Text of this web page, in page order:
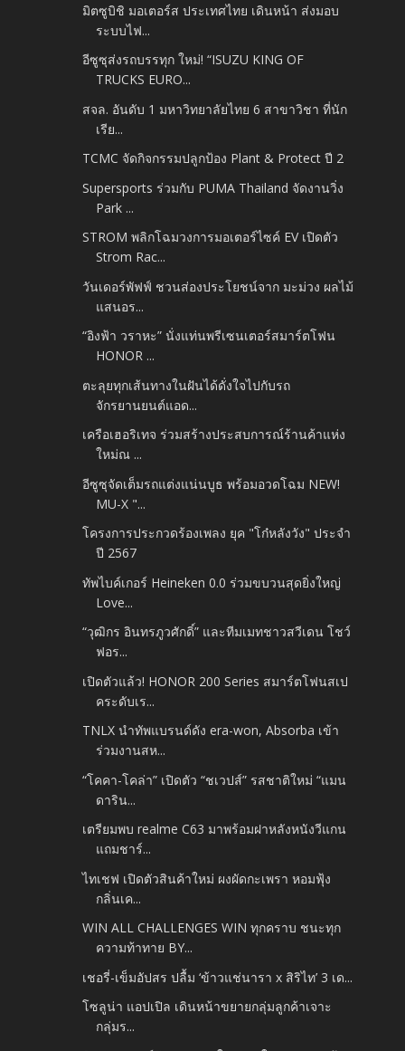
มิตซูบิชิ มอเตอร์ส ประเทศไทย เดินหน้า ส่งมอบ
ระบบไฟ...
อีซูซุส่งรถบรรทุก ใหม่! “ISUZU KING OF
TRUCKS EURO...
สจล. อันดับ 1 มหาวิทยาลัยไทย 6 สาขาวิชา ที่นัก
เรีย...
TCMC จัดกิจกรรมปลูกป้อง Plant & Protect ปี 2
Supersports ร่วมกับ PUMA Thailand จัดงานวิ่ง
Park ...
STROM พลิกโฉมวงการมอเตอร์ไซค์ EV เปิดตัว
Strom Rac...
วันเดอร์พัฟฟ์ ชวนส่องประโยชน์จาก มะม่วง ผลไม้
แสนอร...
“อิงฟ้า วราหะ” นั่งแท่นพรีเซนเตอร์สมาร์ตโฟน
HONOR ...
ตะลุยทุกเส้นทางในฝันได้ดั่งใจไปกับรถ
จักรยานยนต์แอด...
เครือเฮอริเทจ ร่วมสร้างประสบการณ์ร้านค้าแห่ง
ใหม่ณ ...
อีซูซุจัดเต็มรถแต่งแน่นบูธ พร้อมอวดโฉม NEW!
MU-X "...
โครงการประกวดร้องเพลง ยุค "โก๋หลังวัง" ประจำ
ปี 2567
ทัพไบค์เกอร์ Heineken 0.0 ร่วมขบวนสุดยิ่งใหญ่
Love...
“วุฒิกร อินทรภูวศักดิ์” และทีมเมทชาวสวีเดน โชว์
ฟอร...
เปิดตัวแล้ว! HONOR 200 Series สมาร์ตโฟนสเป
คระดับเร...
TNLX นำทัพแบรนด์ดัง era-won, Absorba เข้า
ร่วมงานสห...
“โคคา-โคล่า” เปิดตัว “ชเวปส์” รสชาติใหม่ “แมน
ดาริน...
เตรียมพบ realme C63 มาพร้อมฝาหลังหนังวีแกน
แถมชาร์...
ไทเชฟ เปิดตัวสินค้าใหม่ ผงผัดกะเพรา หอมฟุ้ง
กลิ่นเค...
WIN ALL CHALLENGES WIN ทุกคราบ ชนะทุก
ความท้าทาย BY...
เชอรี่-เข็มอัปสร ปลื้ม ‘ข้าวแช่นารา x สิริไท’ 3 เด...
โซลูน่า แอปเปิล เดินหน้าขยายกลุ่มลูกค้าเจาะ
กลุ่มร...